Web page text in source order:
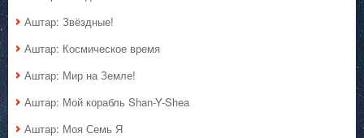
Аштар: Звёздные!
Аштар: Космическое время
Аштар: Мир на Земле!
Аштар: Мой корабль Shan-Y-Shea
Аштар: Моя Семь Я